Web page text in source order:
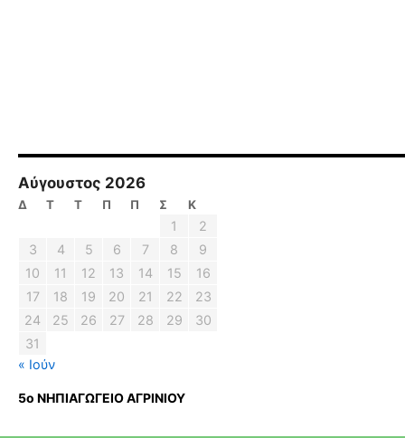
Αύγουστος 2026
Δ Τ Τ Π Π Σ Κ
1
2
3
4 5 6 7 8
9
10
11 12 13 14 15
16
17
18 19 20 21 22
23
24
25 26 27 28 29
30
31
« Ιούν
5ο ΝΗΠΙΑΓΩΓΕΙΟ ΑΓΡΙΝΙΟΥ